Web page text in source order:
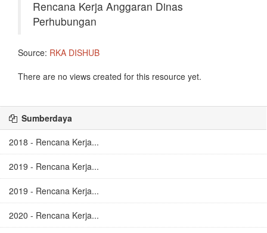
Rencana Kerja Anggaran Dinas
Perhubungan
Source: RKA DISHUB
There are no views created for this resource yet.
Sumberdaya
2018 - Rencana Kerja...
2019 - Rencana Kerja...
2019 - Rencana Kerja...
2020 - Rencana Kerja...